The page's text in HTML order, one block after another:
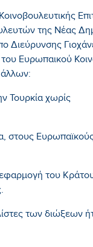
της Νέας
Διεύρυνσης
Ευρωπαικού
Τουρκία χωρίς
στους
του
των διώξεων